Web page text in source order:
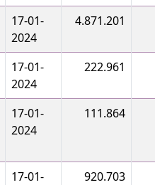
17-01-
2024
4.871.201
17-01-
2024
222.961
17-01-
2024
111.864
17-01-
920.703